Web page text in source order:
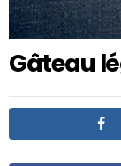
Gâteau